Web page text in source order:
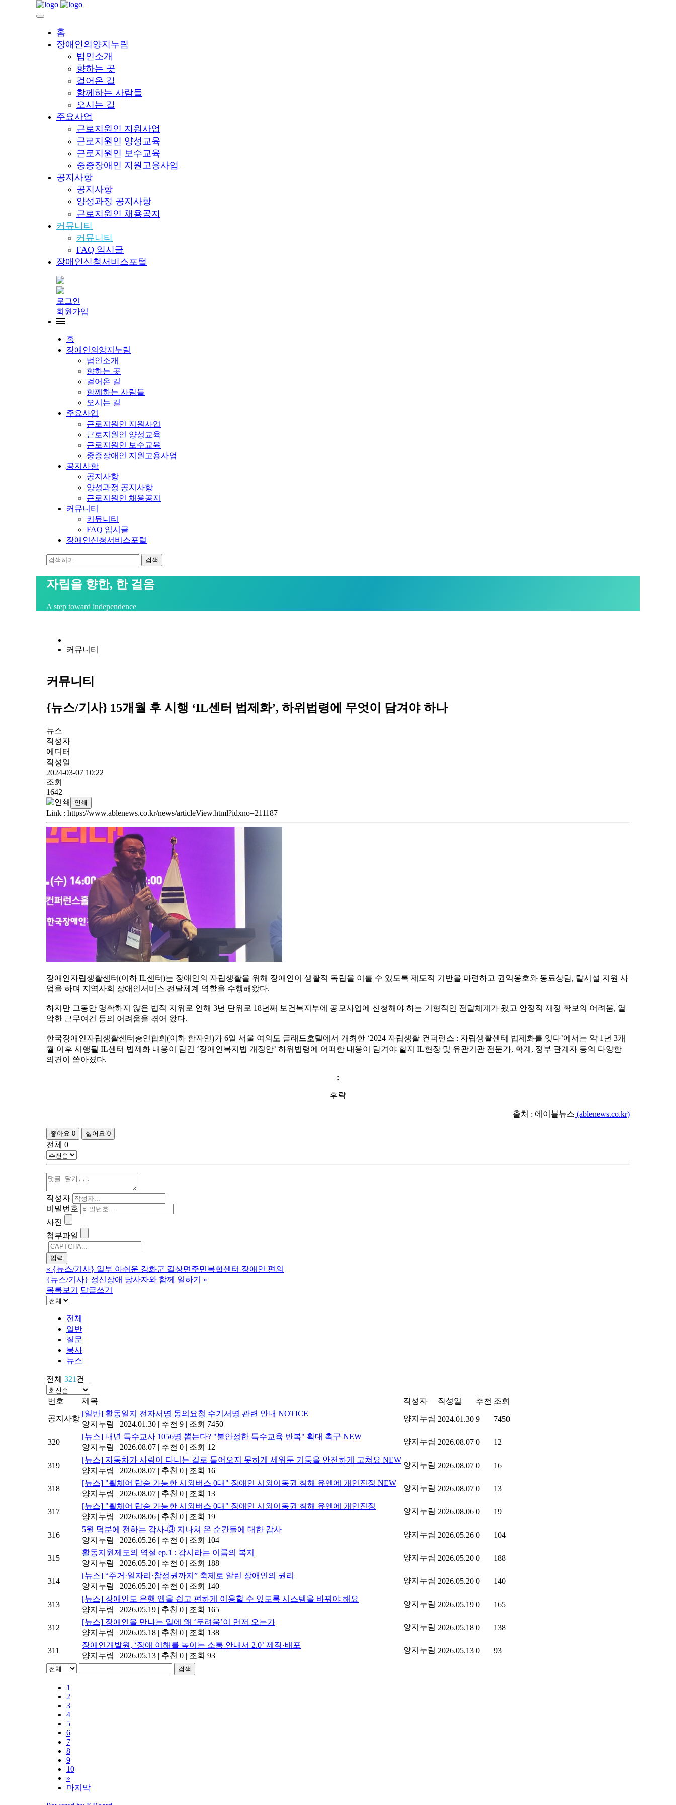
홈
장애인의양지누림
법인소개
향하는 곳
걸어온 길
함께하는 사람들
오시는 길
주요사업
근로지원인 지원사업
근로지원인 양성교육
근로지원인 보수교육
중증장애인 지원고용사업
공지사항
공지사항
양성과정 공지사항
근로지원인 채용공지
커뮤니티
커뮤니티
FAQ 임시글
장애인신청서비스포털
로그인
회원가입
홈
장애인의양지누림
법인소개
향하는 곳
걸어온 길
함께하는 사람들
오시는 길
주요사업
근로지원인 지원사업
근로지원인 양성교육
근로지원인 보수교육
중증장애인 지원고용사업
공지사항
공지사항
양성과정 공지사항
근로지원인 채용공지
커뮤니티
커뮤니티
FAQ 임시글
장애인신청서비스포털
자립을 향한, 한 걸음
A step toward independence
커뮤니티
커뮤니티
{뉴스/기사} 15개월 후 시행 ‘IL센터 법제화’, 하위법령에 무엇이 담겨야 하나
뉴스
작성자
에디터
작성일
2024-03-07 10:22
조회
1642
인쇄
Link : https://www.ablenews.co.kr/news/articleView.html?idxno=211187
장애인자립생활센터(이하 IL센터)는 장애인의 자립생활을 위해 장애인이 생활적 독립을 이룰 수 있도록 제도적 기반을 마련하고 권익옹호와 동료상담, 탈시설 지원 사
업을 하며 지역사회 장애인서비스 전달체계 역할을 수행해왔다.
하지만 그동안 명확하지 않은 법적 지위로 인해 3년 단위로 18년째 보건복지부에 공모사업에 신청해야 하는 기형적인 전달체계가 됐고 안정적 재정 확보의 어려움, 열
악한 근무여건 등의 어려움을 겪어 왔다.
한국장애인자립생활센터총연합회(이하 한자연)가 6일 서울 여의도 글래드호텔에서 개최한 ‘2024 자립생활 컨퍼런스 : 자립생활센터 법제화를 잇다’에서는 약 1년 3개
월 이후 시행될 IL센터 법제화 내용이 담긴 ‘장애인복지법 개정안’ 하위법령에 어떠한 내용이 담겨야 할지 IL현장 및 유관기관 전문가, 학계, 정부 관계자 등의 다양한
의견이 쏟아졌다.
:
후략
출처 : 에이블뉴스 (ablenews.co.kr)
좋아요 0 싫어요 0
전체 0
작성자
비밀번호
사진
첨부파일
« {뉴스/기사} 일부 아쉬운 강화군 길상면주민복합센터 장애인 편의
{뉴스/기사} 정신장애 당사자와 함께 일하기
»
목록보기
답글쓰기
전체
일반
질문
봉사
뉴스
전체 321 건
번호 제목 작성자 작성일 추천 조회
공지사항
[일반] 활동일지 전자서명 동의요청 수기서명 관련 안내 NOTICE
양지누림 | 2024.01.30 | 추천 9 | 조회 7450
양지누림 2024.01.30 9 7450
320
[뉴스] 내년 특수교사 1056명 뽑는다? "불안정한 특수교육 반복" 확대 촉구 NEW
양지누림 | 2026.08.07 | 추천 0 | 조회 12
양지누림 2026.08.07 0 12
319
[뉴스] 자동차가 사람이 다니는 길로 들어오지 못하게 세워둔 기둥을 안전하게 고쳐요 NEW
양지누림 | 2026.08.07 | 추천 0 | 조회 16
양지누림 2026.08.07 0 16
318
[뉴스] "휠체어 탑승 가능한 시외버스 0대" 장애인 시외이동권 침해 유엔에 개인진정 NEW
양지누림 | 2026.08.07 | 추천 0 | 조회 13
양지누림 2026.08.07 0 13
317
[뉴스] "휠체어 탑승 가능한 시외버스 0대" 장애인 시외이동권 침해 유엔에 개인진정
양지누림 | 2026.08.06 | 추천 0 | 조회 19
양지누림 2026.08.06 0 19
316
5월 덕분에 전하는 감사-③ 지나쳐 온 순간들에 대한 감사
양지누림 | 2026.05.26 | 추천 0 | 조회 104
양지누림 2026.05.26 0 104
315
활동지원제도의 역설 ep.1 : 감시라는 이름의 복지
양지누림 | 2026.05.20 | 추천 0 | 조회 188
양지누림 2026.05.20 0 188
314
[뉴스] “주거·일자리·참정권까지” 축제로 알린 장애인의 권리
양지누림 | 2026.05.20 | 추천 0 | 조회 140
양지누림 2026.05.20 0 140
313
[뉴스] 장애인도 은행 앱을 쉽고 편하게 이용할 수 있도록 시스템을 바꿔야 해요
양지누림 | 2026.05.19 | 추천 0 | 조회 165
양지누림 2026.05.19 0 165
312
[뉴스] 장애인을 만나는 일에 왜 ‘두려움’이 먼저 오는가
양지누림 | 2026.05.18 | 추천 0 | 조회 138
양지누림 2026.05.18 0 138
311
장애인개발원, ‘장애 이해를 높이는 소통 안내서 2.0’ 제작·배포
양지누림 | 2026.05.13 | 추천 0 | 조회 93
양지누림 2026.05.13 0 93
검색
1
2
3
4
5
6
7
8
9
10
»
마지막